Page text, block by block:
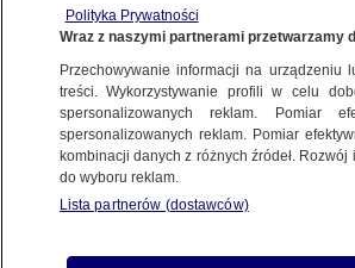
bez prądu. Berguitta
nad Mauritius
17.01.2018, 19:13
Udostępnij
Polityka Prywatności
Wraz z naszymi partnerami przetwarzamy
Przechowywanie informacji na
treści. Wykorzystywanie profili w celu
spersonalizowanych reklam. Pomiar
spersonalizowanych reklam. Pomiar
kombinacji danych z różnych źródeł.
do wyboru reklam.
Lista partnerów (dostawców)